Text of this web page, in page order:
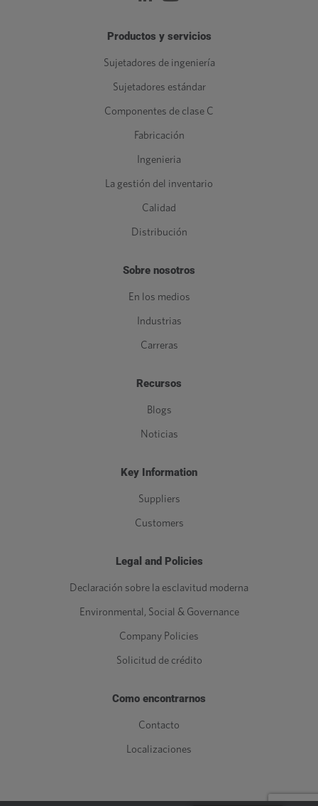
Productos y servicios
Sujetadores de ingeniería
Sujetadores estándar
Componentes de clase C
Fabricación
Ingenieria
La gestión del inventario
Calidad
Distribución
Sobre nosotros
En los medios
Industrias
Carreras
Recursos
Blogs
Noticias
Key Information
Suppliers
Customers
Legal and Policies
Declaración sobre la esclavitud moderna
Environmental, Social & Governance
Company Policies
Solicitud de crédito
Como encontrarnos
Contacto
Localizaciones